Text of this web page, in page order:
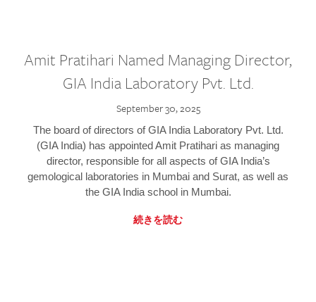
Amit Pratihari Named Managing Director,
GIA India Laboratory Pvt. Ltd.
September 30, 2025
The board of directors of GIA India Laboratory Pvt. Ltd.
(GIA India) has appointed Amit Pratihari as managing
director, responsible for all aspects of GIA India’s
gemological laboratories in Mumbai and Surat, as well as
the GIA India school in Mumbai.
続きを読む